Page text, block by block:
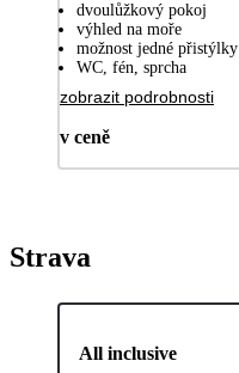
dvoulůžkový pokoj
výhled na moře
možnost jedné přistýlky
WC, fén, sprcha
zobrazit podrobnosti
v ceně
Strava
All inclusive